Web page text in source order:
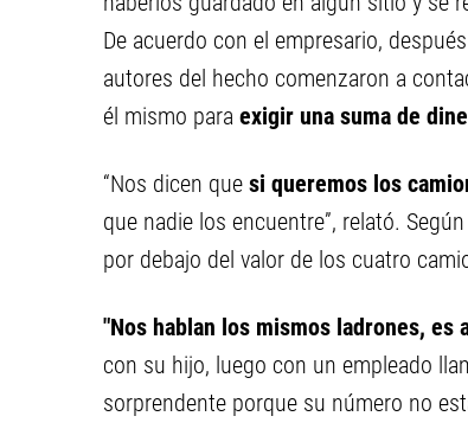
De acuerdo con el empresario,
autores del hecho comenzaron a
él mismo para exigir una suma de
“Nos dicen que si queremos los
que nadie los encuentre”, relató.
por debajo del valor de los cuatro
"Nos hablan los mismos ladrones, es
con su hijo, luego con un empleado
sorprendente porque su número no